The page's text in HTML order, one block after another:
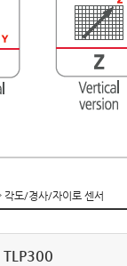
각도/경사/자이로 센서
TLP300